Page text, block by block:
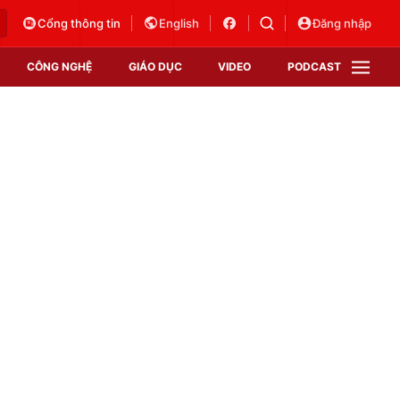
Cổng thông tin English Đăng nhập
CÔNG NGHỆ GIÁO DỤC VIDEO PODCAST